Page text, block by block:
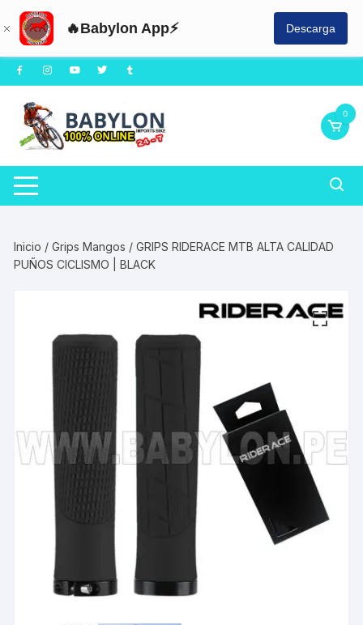
🔥Babylon App⚡ Descarga
Saltar
al
contenido
0
Inicio /Grips Mangos / GRIPS RIDERACE MTB ALTA CALIDAD
PUÑOS CICLISMO | BLACK